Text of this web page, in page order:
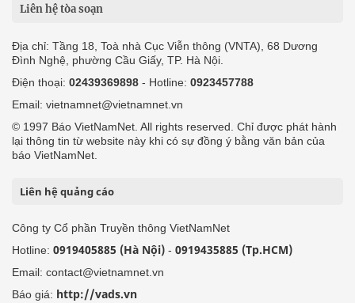
Liên hệ tòa soạn
Địa chỉ: Tầng 18, Toà nhà Cục Viễn thông (VNTA), 68 Dương
Đình Nghệ, phường Cầu Giấy, TP. Hà Nội.
Điện thoại: 02439369898 - Hotline: 0923457788
Email: vietnamnet@vietnamnet.vn
© 1997 Báo VietNamNet. All rights reserved. Chỉ được phát hành
lại thông tin từ website này khi có sự đồng ý bằng văn bản của
báo VietNamNet.
Liên hệ quảng cáo
Công ty Cổ phần Truyền thông VietNamNet
Hotline: 0919405885 (Hà Nội) - 0919435885 (Tp.HCM)
Email: contact@vietnamnet.vn
Báo giá: http://vads.vn